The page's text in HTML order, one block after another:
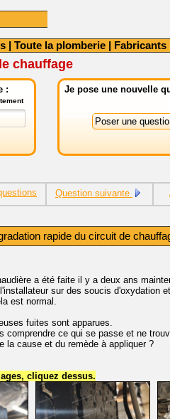
| Toute la plomberie | Fabricants
chauffage
: Je pose une nouvelle
Question suivante
rapide du circuit de
a été faite il y a deux ans
sur des soucis d'oxydation
est normal.
fuites sont apparues.
comprendre ce qui se passe et ne
la cause et du remède à appliquer ?
cliquez dessus.